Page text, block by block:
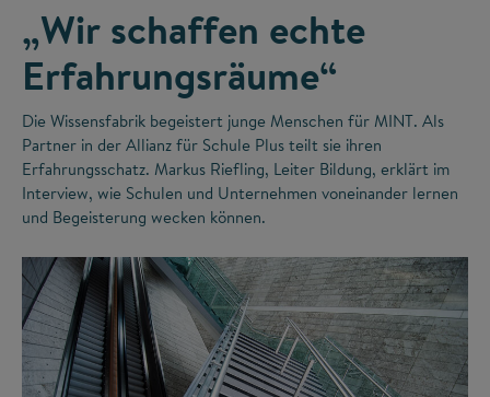
„Wir schaffen echte
Erfahrungsräume“
Die Wissensfabrik begeistert junge Menschen für MINT. Als
Partner in der Allianz für Schule Plus teilt sie ihren
Erfahrungsschatz. Markus Riefling, Leiter Bildung, erklärt im
Interview, wie Schulen und Unternehmen voneinander lernen
und Begeisterung wecken können.